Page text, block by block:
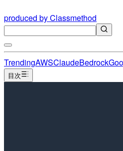
produced by Classmethod
TrendingAWSClaudeBedrock
目次